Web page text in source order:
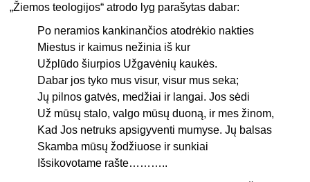
„Žiemos teologijos“ atrodo lyg parašytas dabar:
Po neramios kankinančios atodrėkio nakties
Miestus ir kaimus nežinia iš kur
Užplūdo šiurpios Užgavėnių kaukės.
Dabar jos tyko mus visur, visur mus seka;
Jų pilnos gatvės, medžiai ir langai. Jos sėdi
Už mūsų stalo, valgo mūsų duoną, ir mes žinom,
Kad Jos netruks apsigyventi mumyse. Jų balsas
Skamba mūsų žodžiuose ir sunkiai
Išsikovotame rašte………..